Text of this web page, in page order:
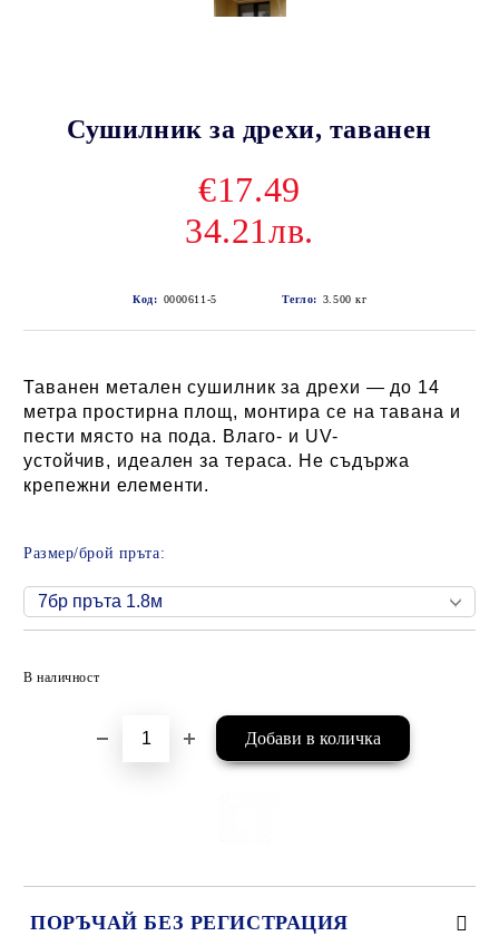
Сушилник за дрехи, таванен
€17.49
34.21лв.
Код: 0000611-5 Тегло: 3.500 кг
Таванен метален сушилник за дрехи — до 14
метра простирна площ, монтира се на тавана и
пести място на пода. Влаго- и UV-
устойчив, идеален за тераса. Не съдържа
крепежни елементи.
Размер/брой пръта:
В наличност
ПОРЪЧАЙ БЕЗ РЕГИСТРАЦИЯ